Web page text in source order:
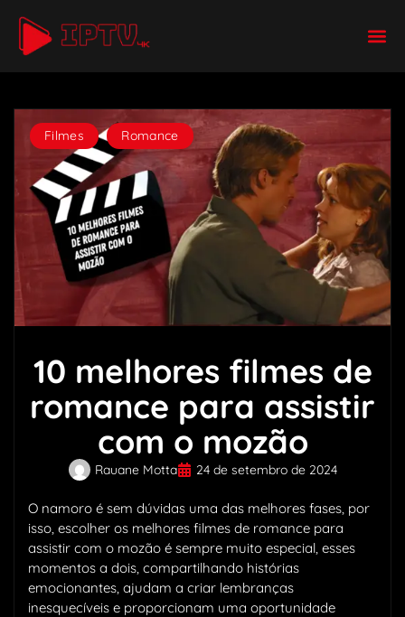
Filmes , Romance
10 melhores filmes de
romance para assistir
com o mozão
Rauane Motta 24 de setembro de 2024
O namoro é sem dúvidas uma das melhores fases, por
isso, escolher os melhores filmes de romance para
assistir com o mozão é sempre muito especial, esses
momentos a dois, compartilhando histórias
emocionantes, ajudam a criar lembranças
inesquecíveis e proporcionam uma oportunidade